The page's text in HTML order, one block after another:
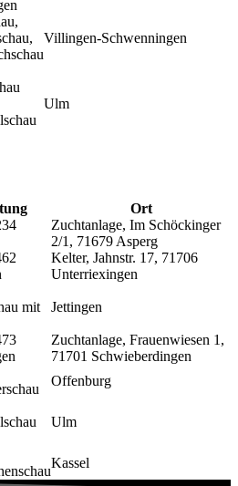
Villingen-Schwenningen
Ulm
Ort
Zuchtanlage, Im Schöckinger
2/1, 71679 Asperg
Kelter, Jahnstr. 17, 71706
Unterriexingen
mit
Jettingen
Zuchtanlage, Frauenwiesen 1,
71701 Schwieberdingen
Offenburg
Ulm
Kassel